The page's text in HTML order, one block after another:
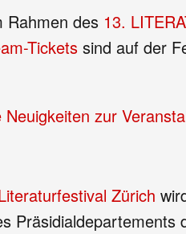
Rahmen des 13.
Tickets sind auf der
zur
Zürich